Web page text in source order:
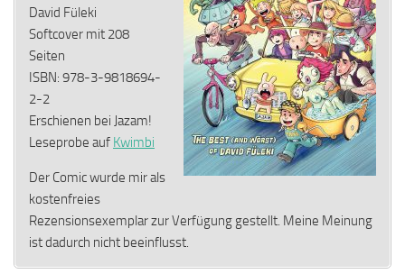
David Füleki
Softcover mit 208
Seiten
ISBN: 978-3-9818694-
2-2
Erschienen bei Jazam!
Leseprobe auf Kwimbi
Der Comic wurde mir als
kostenfreies
Rezensionsexemplar zur Verfügung gestellt. Meine Meinung
ist dadurch nicht beeinflusst.